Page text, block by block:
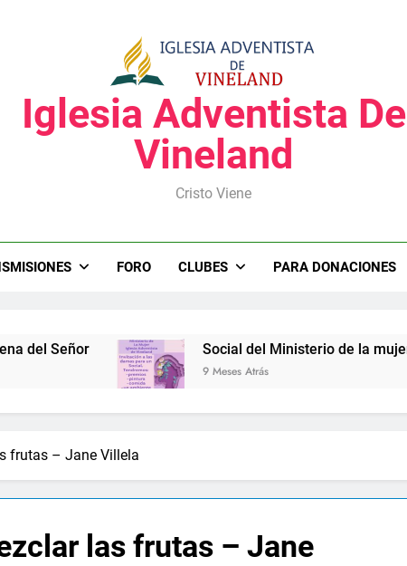
Iglesia Adventista De
Vineland
Cristo Viene
FORO CLUBES PARA DONACIONES
Social del Ministerio de la mujer
9 Meses Atrás
frutas – Jane Villela
las frutas – Jane